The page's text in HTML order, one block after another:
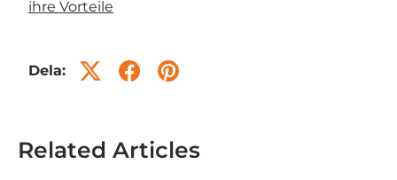
ihre Vorteile
Dela:
Related Articles